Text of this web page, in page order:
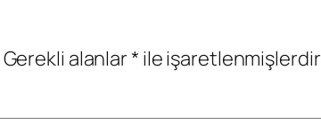
Gerekli alanlar* ile işaretlenmişlerdir